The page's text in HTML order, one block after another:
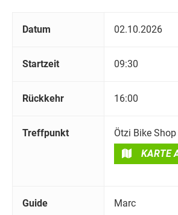
Datum 02.10.2026
Startzeit 09:30
Rückkehr 16:00
Treffpunkt
Ötzi Bike
KARTE
Guide Marc